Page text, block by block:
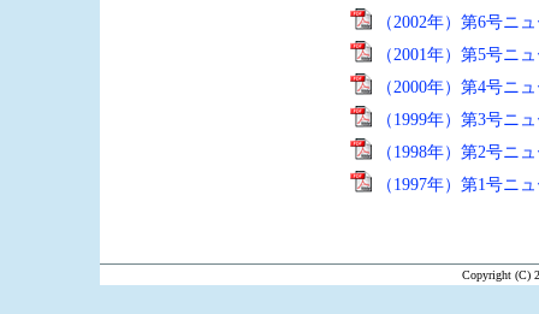
（2002年）第6号ニ
（2001年）第5号ニ
（2000年）第4号ニ
（1999年）第3号ニ
（1998年）第2号ニ
（1997年）第1号ニ
Copyright (C)